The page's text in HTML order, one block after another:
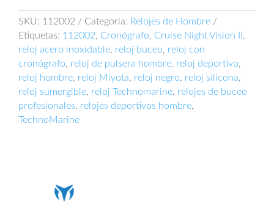
112002
cantidad
SKU: 112002 Categoría: Relojes de Hombre
Etiquetas: 112002, Cronógrafo, Cruise Night Vision II ,
reloj acero inoxidable, reloj buceo, reloj con
cronógrafo, reloj de pulsera hombre, reloj deportivo,
reloj hombre, reloj Miyota, reloj negro, reloj silicona,
reloj sumergible, reloj Technomarine, relojes de buceo
profesionales, relojes deportivos hombre,
TechnoMarine